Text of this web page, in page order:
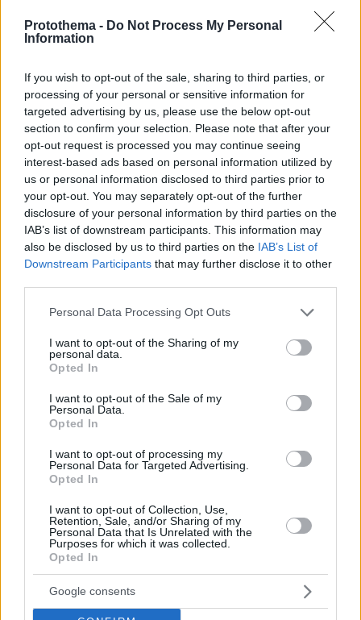
Protothema - Do Not Process My Personal
Information
If you wish to opt-out of the sale, sharing to third parties, or
processing of your personal or sensitive information for
targeted advertising by us, please use the below opt-out
section to confirm your selection. Please note that after your
opt-out request is processed you may continue seeing
interest-based ads based on personal information utilized by
us or personal information disclosed to third parties prior to
your opt-out. You may separately opt-out of the further
disclosure of your personal information by third parties on the
IAB’s list of downstream participants. This information may
also be disclosed by us to third parties on the IAB’s List of
Downstream Participants that may further disclose it to other
Please note that this website/app uses one or more Google
not limited to your visit or usage behaviour. You may click to
grant or deny consent to Google and its third-party tags to
use your data for below specified purposes in below Google
consent section.
Personal Data Processing Opt Outs
I want to opt-out of the Sharing of my
personal data.
Opted In
I want to opt-out of the Sale of my
Personal Data.
Opted In
I want to opt-out of processing my
Personal Data for Targeted Advertising.
Opted In
I want to opt-out of Collection, Use,
Retention, Sale, and/or Sharing of my
Personal Data that Is Unrelated with the
Purposes for which it was collected.
Opted In
Google consents
Επάγγελμα βουλευτής: το «ηθικό»
07.08.2026, 06:33
ΓΙΑΝΝΗΣ ΣΕΡΕΤΗΣ
Τεράστιο πρόβλημα στη μεσαία
γραμμή, αποδοκιμασίες, πίεση και
εναλλακτικές
06.08.2026, 09:27
αφηγημάτων
με πολιτικές
Τα βαλκανικά
κράτη
αποτελούν το
πιο πρόσφατο
πεδίο μάχης.